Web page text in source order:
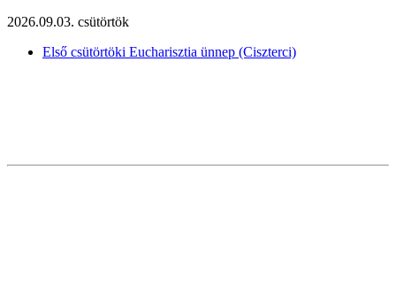
2026.09.03. csütörtök
Első csütörtöki Eucharisztia ünnep (Ciszterci)